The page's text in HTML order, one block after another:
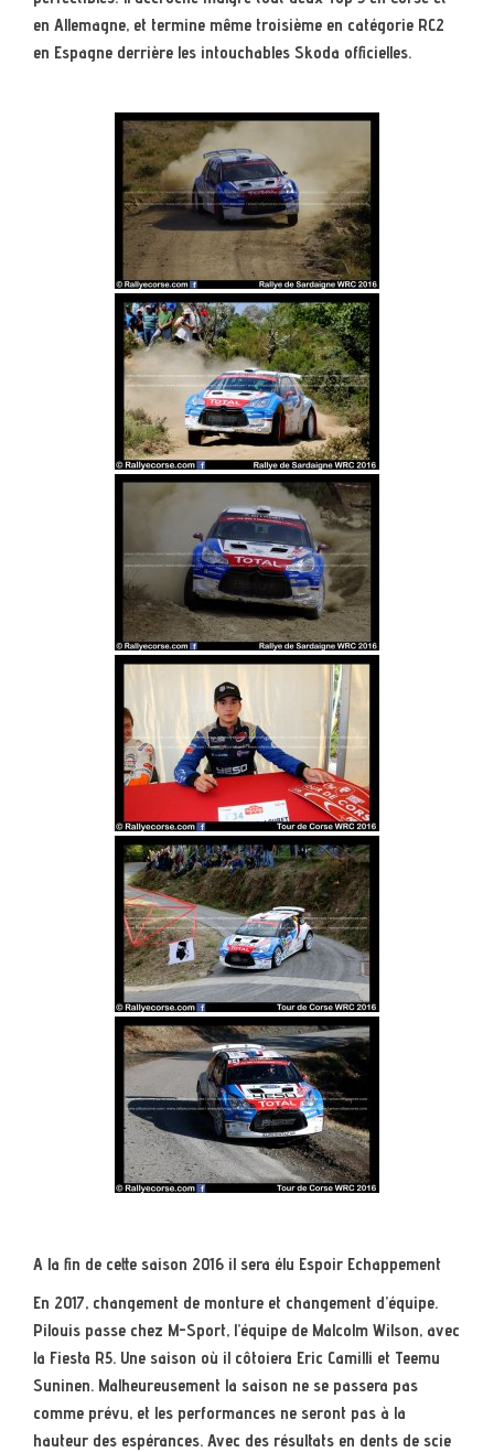
en Allemagne, et termine même troisième en catégorie RC2
en Espagne derrière les intouchables Skoda officielles.
A la fin de cette saison 2016 il sera élu Espoir Echappement
En 2017, changement de monture et changement d’équipe.
Pilouis passe chez M-Sport, l’équipe de Malcolm Wilson, avec
la Fiesta R5. Une saison où il côtoiera Eric Camilli et Teemu
Suninen. Malheureusement la saison ne se passera pas
comme prévu, et les performances ne seront pas à la
hauteur des espérances. Avec des résultats en dents de scie